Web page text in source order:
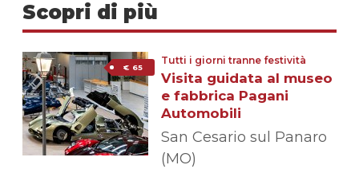
Scopri di più
€ 65
Tutti i giorni tranne festività
Visita guidata al museo
e fabbrica Pagani
Automobili
San Cesario sul Panaro
(MO)